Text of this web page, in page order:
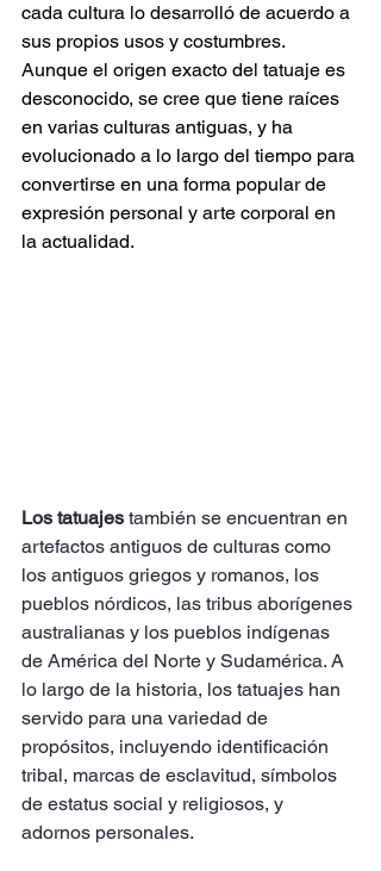
cada cultura lo desarrolló de acuerdo a
sus propios usos y costumbres.
Aunque el origen exacto del tatuaje es
desconocido, se cree que tiene raíces
en varias culturas antiguas, y ha
evolucionado a lo largo del tiempo para
convertirse en una forma popular de
expresión personal y arte corporal en
la actualidad.
Los tatuajes también se encuentran en
artefactos antiguos de culturas como
los antiguos griegos y romanos, los
pueblos nórdicos, las tribus aborígenes
australianas y los pueblos indígenas
de América del Norte y Sudamérica. A
lo largo de la historia, los tatuajes han
servido para una variedad de
propósitos, incluyendo identificación
tribal, marcas de esclavitud, símbolos
de estatus social y religiosos, y
adornos personales.